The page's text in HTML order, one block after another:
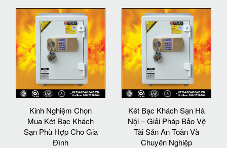
Kinh Nghiệm Chọn
Mua Két Bạc Khách
Sạn Phù Hợp Cho Gia
Đình
Két Bạc Khách Sạn Hà
Nội – Giải Pháp Bảo Vệ
Tài Sản An Toàn Và
Chuyên Nghiệp